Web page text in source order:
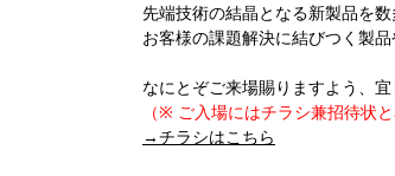
先端技術の結晶となる新製品を数
お客様の課題解決に結びつく製
なにとぞご来場賜りますよう、宜
（※ ご入場にはチラシ兼招待状
→チラシはこちら